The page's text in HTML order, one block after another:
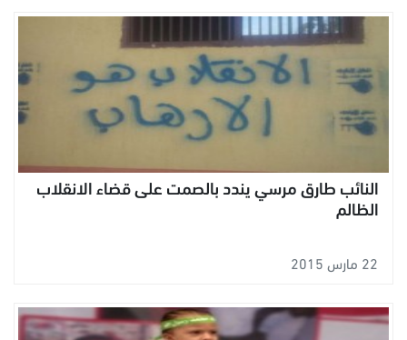
النائب طارق مرسي يندد بالصمت على قضاء الانقلاب
الظالم
22 مارس 2015